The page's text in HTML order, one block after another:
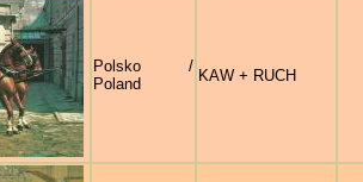
Polsko /
Poland
KAW + RUCH